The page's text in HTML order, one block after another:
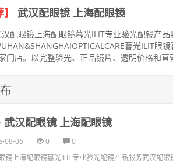
武汉配眼镜 上海配眼镜
配眼镜上海配眼镜暮光ILIT专业验光配镜产
暮光ILIT眼
门店。以完整验光、正品镜片、透明价格和
武汉配眼镜 上海配眼镜
08-06 0
0
镜上海配眼镜暮光ILIT专业验光配镜产品服务武汉配